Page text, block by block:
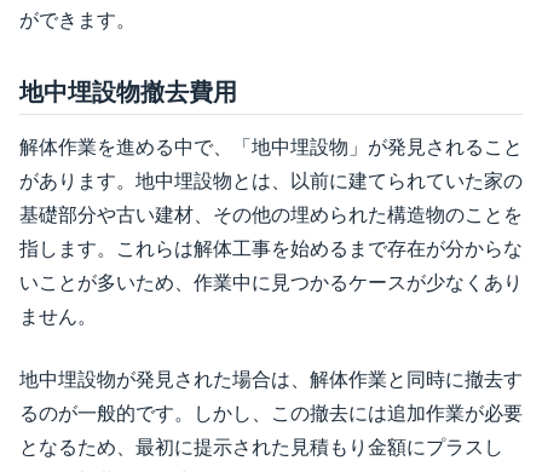
ができます。
地中埋設物撤去費用
解体作業を進める中で、「地中埋設物」が発見されること
があります。地中埋設物とは、以前に建てられていた家の
基礎部分や古い建材、その他の埋められた構造物のことを
指します。これらは解体工事を始めるまで存在が分からな
いことが多いため、作業中に見つかるケースが少なくあり
ません。
地中埋設物が発見された場合は、解体作業と同時に撤去す
るのが一般的です。しかし、この撤去には追加作業が必要
となるため、最初に提示された見積もり金額にプラスし